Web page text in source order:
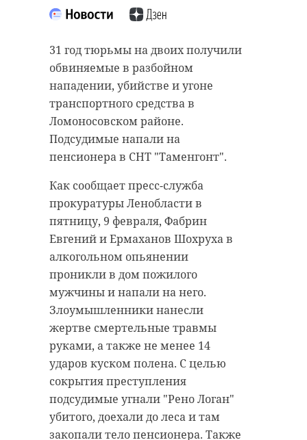
31 год тюрьмы на двоих получили
обвиняемые в разбойном
нападении, убийстве и угоне
транспортного средства в
Ломоносовском районе.
Подсудимые напали на
пенсионера в СНТ "Таменгонт".
Как сообщает пресс-служба
прокуратуры Ленобласти в
пятницу, 9 февраля, Фабрин
Евгений и Ермаханов Шохруха в
алкогольном опьянении
проникли в дом пожилого
мужчины и напали на него.
Злоумышленники нанесли
жертве смертельные травмы
руками, а также не менее 14
ударов куском полена. С целью
сокрытия преступления
подсудимые угнали "Рено Логан"
убитого, доехали до леса и там
закопали тело пенсионера. Также
образования.
Сейчас мы уже
подошли к созданию
цифровых систем,
которые проактивно
оказывают
необходимые
социальные услуги.
Как только в базу
данных попадают
сведения, которые
вас относят к той или
иной категории
гражданина,
которому положена
мера социальной
поддержки, вы
получаете
уведомление.
Сергей Перминов,
сенатор РФ